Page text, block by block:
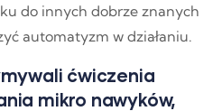
do innych dobrze znanych
automatyzm w działaniu.
ćwiczenia
mikro nawyków,